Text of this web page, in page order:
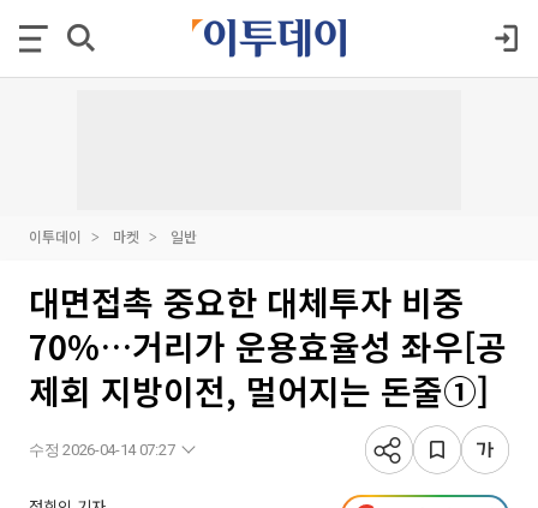
이투데이 마켓 일반
대면접촉 중요한 대체투자 비중
70%…거리가 운용효율성 좌우[공
제회 지방이전, 멀어지는 돈줄①]
수정 2026-04-14 07:27